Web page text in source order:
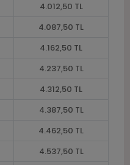
4.012,50 TL
4.087,50 TL
4.162,50 TL
4.237,50 TL
4.312,50 TL
4.387,50 TL
4.462,50 TL
4.537,50 TL